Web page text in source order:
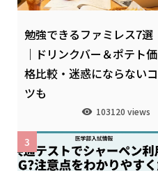
勉強できるファミレス7選
｜ドリンクバー＆ポテト価
格比較・迷惑にならないコ
ツも
103120 views
3